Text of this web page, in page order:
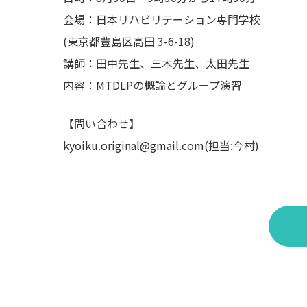
会場：日本リハビリテーション専門学校
(東京都豊島区高田 3-6-18)
講師：田中先生、三木先生、太田先生
内容：MTDLPの概論とグループ演習
【問い合わせ】
kyoiku.original@gmail.com(担当:今村)